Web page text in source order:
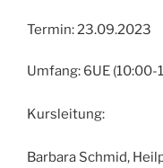
Termin: 23.09.2023
Umfang: 6UE (10:00-
Kursleitung:
Barbara Schmid,